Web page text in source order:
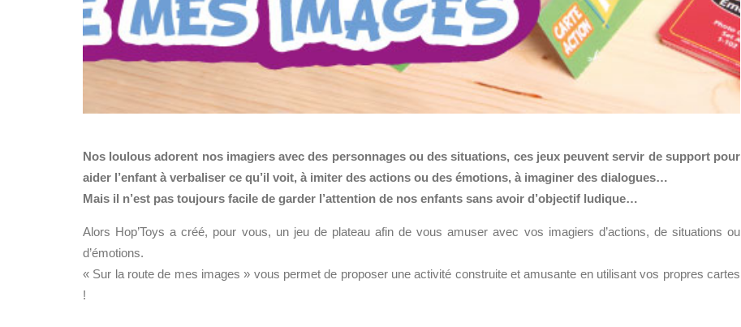
Nos loulous adorent nos imagiers avec des personnages ou des situations, ces jeux peuvent servir de support pour
aider l’enfant à verbaliser ce qu’il voit, à imiter des actions ou des émotions, à imaginer des dialogues…
Mais il n’est pas toujours facile de garder l’attention de nos enfants sans avoir d’objectif ludique…
Alors Hop’Toys a créé, pour vous, un jeu de plateau afin de vous amuser avec vos imagiers d’actions, de situations ou
d’émotions.
« Sur la route de mes images » vous permet de proposer une activité construite et amusante en utilisant vos propres cartes
!